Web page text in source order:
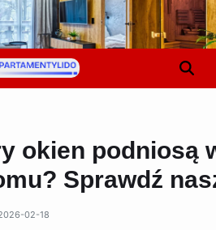
okien podniosą
Sprawdź
02-18